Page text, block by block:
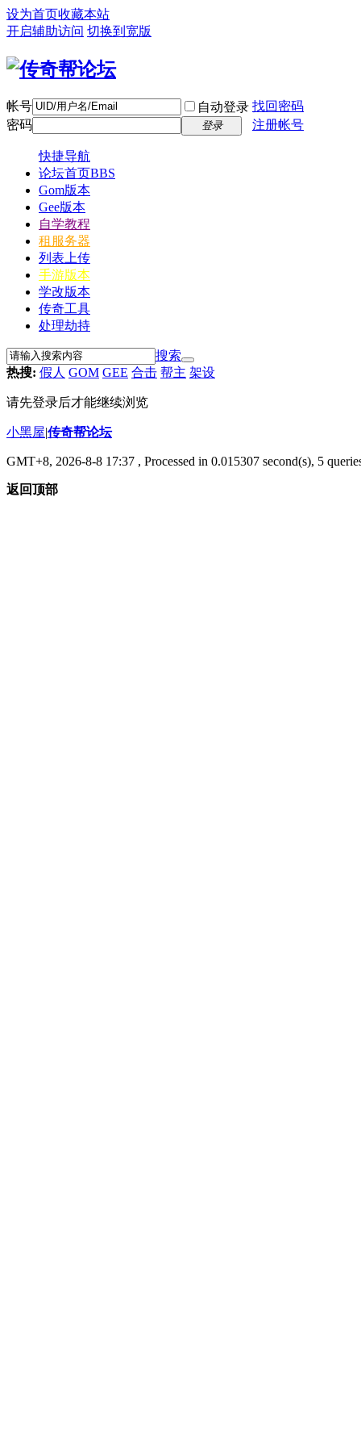
设为首页收藏本站
开启辅助访问 切换到宽版
帐号 自动登录 找回密码
密码
登录 注册帐号
快捷导航
论坛首页BBS
Gom版本
Gee版本
自学教程
租服务器
列表上传
手游版本
学改版本
传奇工具
处理劫持
搜索
热搜: 假人 GOM GEE 合击 帮主 架设
请先登录后才能继续浏览
小黑屋|传奇帮论坛
GMT+8, 2026-8-8 17:37 , Processed in 0.015307 second(s), 5
返回顶部